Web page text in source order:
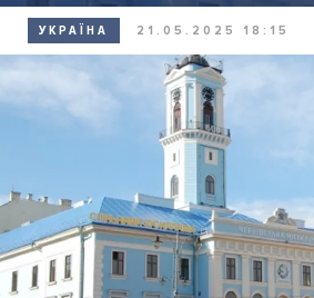
УКРАЇНА 21.05.2025 18:15